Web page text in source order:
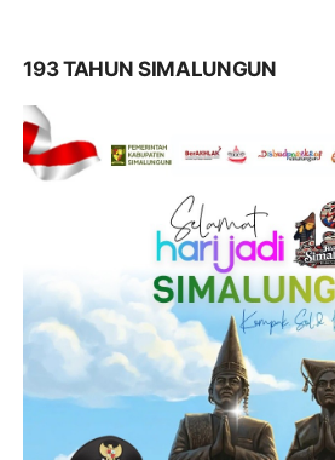
193 TAHUN SIMALUNGUN